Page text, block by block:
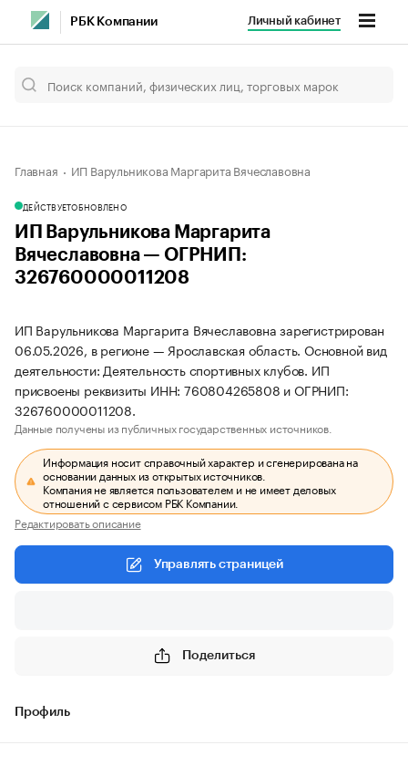
РБК Компании Личный кабинет
Главная ИП Варульникова Маргарита Вячеславовна
ДЕЙСТВУЕТОБНОВЛЕНО
ИП Варульникова Маргарита
Вячеславовна — ОГРНИП:
326760000011208
ИП Варульникова Маргарита Вячеславовна зарегистрирован
06.05.2026, в регионе — Ярославская область. Основной вид
деятельности: Деятельность спортивных клубов. ИП
присвоены реквизиты ИНН: 760804265808 и ОГРНИП:
326760000011208.
Данные получены из публичных государственных источников.
Информация носит справочный характер и сгенерирована на
основании данных из открытых источников.
Компания не является пользователем и не имеет деловых
отношений с сервисом РБК Компании.
Редактировать описание
Управлять страницей
Поделиться
Профиль